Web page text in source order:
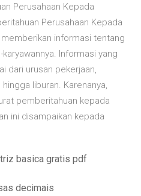
Perusahaan Kepada
Perusahaan Kepada
informasi tentang
Informasi yang
dari urusan pekerjaan,
liburan. Karenanya,
pemberitahuan kepada
ini disampaikan kepada
basica gratis pdf
decimais